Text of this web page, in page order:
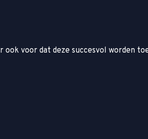
voor dat deze succesvol worden